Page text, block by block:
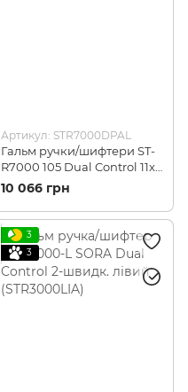
Артикул: STR7000DPAL
Гальм ручки/шифтери ST-
R7000 105 Dual Control 11x2-
швидк ліва+права
(STR7000DPAL)
10 066 грн
3
3